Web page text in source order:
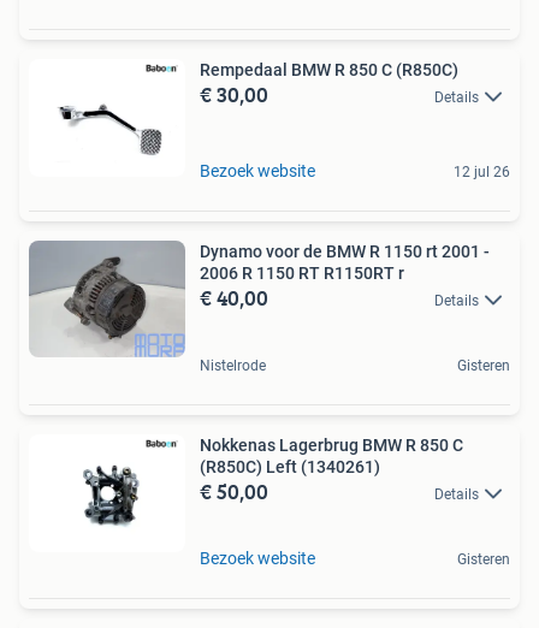
Rempedaal BMW R 850 C (R850C)
€ 30,00 Details
Bezoek website 12 jul 26
Dynamo voor de BMW R 1150 rt 2001 -
2006 R 1150 RT R1150RT r
€ 40,00 Details
Nistelrode Gisteren
Nokkenas Lagerbrug BMW R 850 C
(R850C) Left (1340261)
€ 50,00 Details
Bezoek website Gisteren